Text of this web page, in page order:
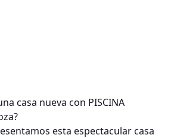
casa nueva con PISCINA
esta espectacular casa